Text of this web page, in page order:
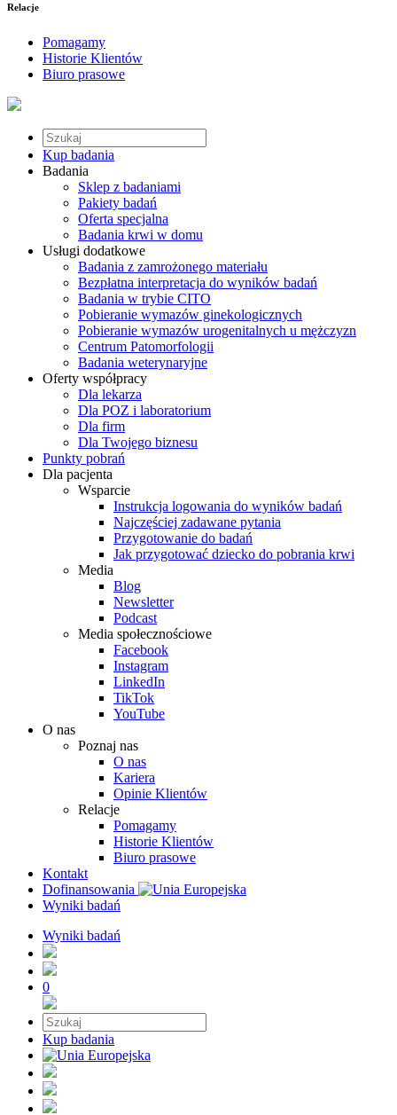
Relacje
Pomagamy
Historie Klientów
Biuro prasowe
Kup badania
Badania
Sklep z badaniami
Pakiety badań
Oferta specjalna
Badania krwi w domu
Usługi dodatkowe
Badania z zamrożonego materiału
Bezpłatna interpretacja do wyników badań
Badania w trybie CITO
Pobieranie wymazów ginekologicznych
Pobieranie wymazów urogenitalnych u mężczyzn
Centrum Patomorfologii
Badania weterynaryjne
Oferty współpracy
Dla lekarza
Dla POZ i laboratorium
Dla firm
Dla Twojego biznesu
Punkty pobrań
Dla pacjenta
Wsparcie
Instrukcja logowania do wyników badań
Najczęściej zadawane pytania
Przygotowanie do badań
Jak przygotować dziecko do pobrania krwi
Media
Blog
Newsletter
Podcast
Media społecznościowe
Facebook
Instagram
LinkedIn
TikTok
YouTube
O nas
Poznaj nas
O nas
Kariera
Opinie Klientów
Relacje
Pomagamy
Historie Klientów
Biuro prasowe
Kontakt
Dofinansowania
Wyniki badań
Wyniki badań
0
Kup badania